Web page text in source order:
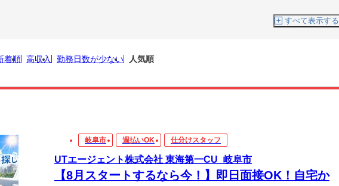
すべて表示する
着順 高収入 勤務日数が少ない 人気順
岐阜市 週払いOK 仕分けスタッフ
UTエージェント株式会社 東海第一CU_岐阜市
【8月スタートするなら今！】即日面接OK！自宅か